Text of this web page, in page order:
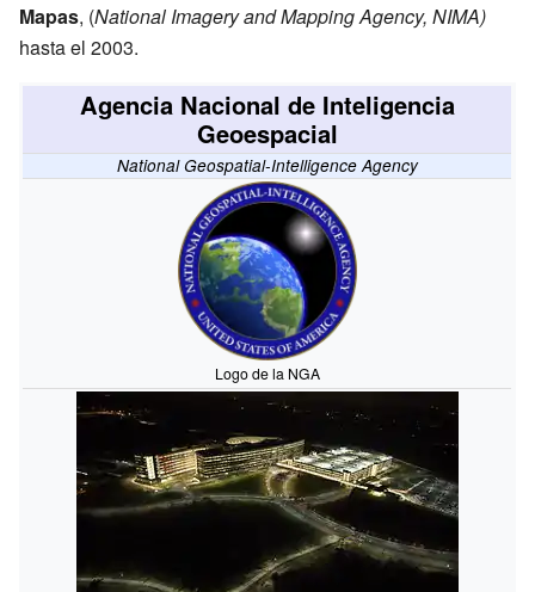
Mapas, (National Imagery and Mapping Agency, NIMA)
hasta el 2003.
Agencia Nacional de Inteligencia
Geoespacial
National Geospatial-Intelligence Agency
Logo de la NGA